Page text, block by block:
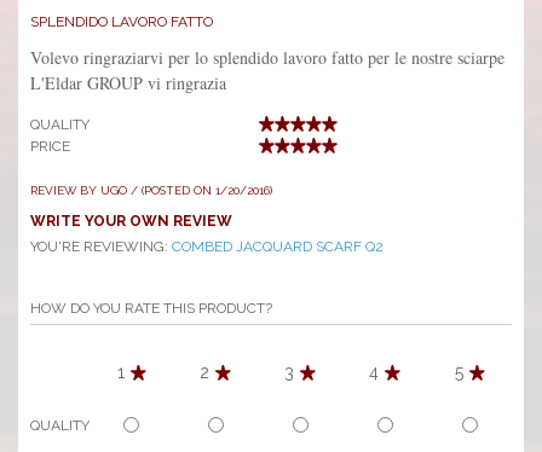
SPLENDIDO LAVORO FATTO
Volevo ringraziarvi per lo splendido lavoro fatto per le nostre sciarpe
L'Eldar GROUP vi ringrazia
QUALITY
PRICE
REVIEW BY UGO / (POSTED ON 1/20/2016)
WRITE YOUR OWN REVIEW
YOU'RE REVIEWING: COMBED JACQUARD SCARF Q2
HOW DO YOU RATE THIS PRODUCT?
1 2 3 4 5
QUALITY